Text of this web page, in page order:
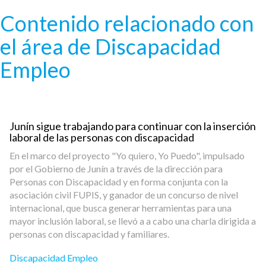
Contenido relacionado con
el área de Discapacidad
Empleo
Junín sigue trabajando para continuar con la inserción
laboral de las personas con discapacidad
En el marco del proyecto "Yo quiero, Yo Puedo", impulsado
por el Gobierno de Junín a través de la dirección para
Personas con Discapacidad y en forma conjunta con la
asociación civil FUPIS, y ganador de un concurso de nivel
internacional, que busca generar herramientas para una
mayor inclusión laboral, se llevó a a cabo una charla dirigida a
personas con discapacidad y familiares.
Discapacidad Empleo